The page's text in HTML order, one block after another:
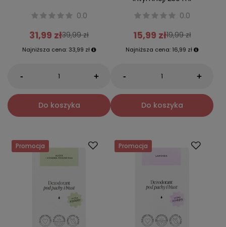
0.0
31,99 zł39,99 zł
Najniższa cena: 33,99 zł
- +
Do koszyka
0.0
15,99 zł19,99 zł
Najniższa cena: 16,99 zł
- +
Do koszyka
Promocja Promocja